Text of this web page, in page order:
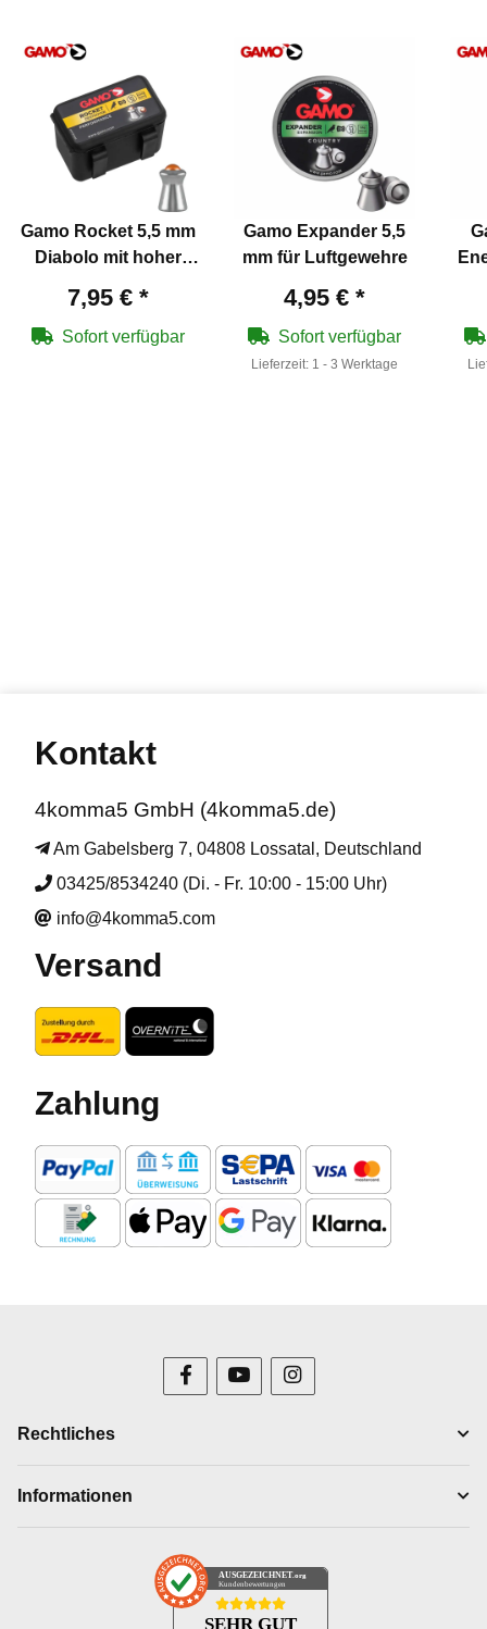
Gamo Rocket 5,5 mm
Diabolo mit hoher
7,95 € *
Sofort verfügbar
Gamo Expander 5,5
mm für Luftgewehre
4,95 € *
Sofort verfügbar
Lieferzeit: 1 - 3 Werktage
Kontakt
4komma5 GmbH (4komma5.de)
Am Gabelsberg 7, 04808 Lossatal, Deutschland
03425/8534240 (Di. - Fr. 10:00 - 15:00 Uhr)
info@4komma5.com
Versand
Zahlung
Rechtliches
Informationen
AUSGEZEICHNET .org
Kundenbewertungen
SEHR GUT